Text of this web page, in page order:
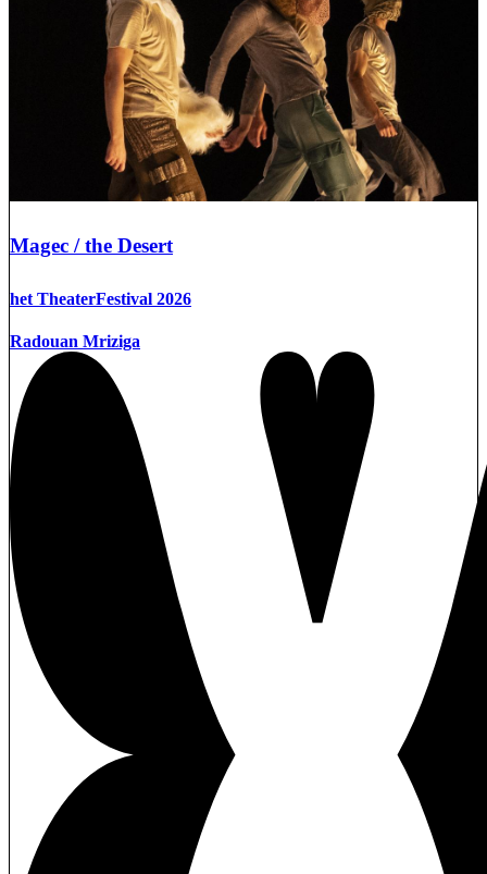
Magec / the Desert
het TheaterFestival 2026
Radouan Mriziga